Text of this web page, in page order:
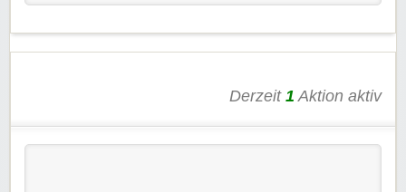
Derzeit 1 Aktion aktiv